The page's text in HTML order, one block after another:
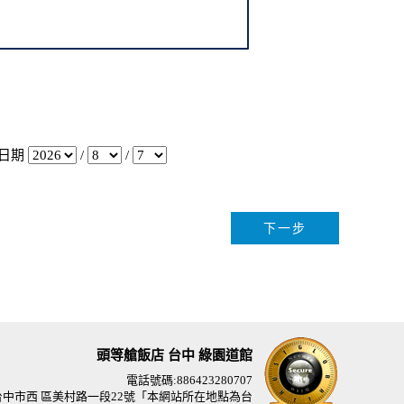
期 / /
頭等艙飯店 台中 綠園道館
電話號碼:886423280707
中市西 區美村路一段22號「本網站所在地點為台